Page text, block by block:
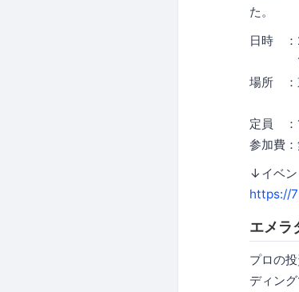
た。
日時 ：
場所 ：
＊
定員 ：
参加費
↓イベン
https://
エメラ
プロの
ディング